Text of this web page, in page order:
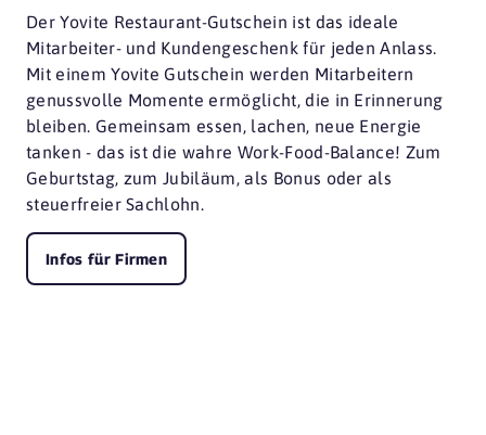
Der Yovite Restaurant-Gutschein ist das ideale
Mitarbeiter- und Kundengeschenk für jeden Anlass.
Mit einem Yovite Gutschein werden Mitarbeitern
genussvolle Momente ermöglicht, die in Erinnerung
bleiben. Gemeinsam essen, lachen, neue Energie
tanken - das ist die wahre Work-Food-Balance! Zum
Geburtstag, zum Jubiläum, als Bonus oder als
steuerfreier Sachlohn.
Infos für Firmen